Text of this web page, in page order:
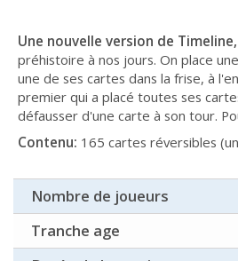
Une nouvelle version de
préhistoire à nos jours. On place
une de ses cartes dans la frise, à
premier qui a placé toutes ses
défausser d'une carte à son tour.
Contenu: 165 cartes réversibles
Nombre de joueurs
Tranche age